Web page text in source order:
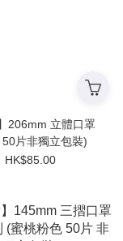
206mm 立體口罩
50片非獨立包裝)
HK$85.00